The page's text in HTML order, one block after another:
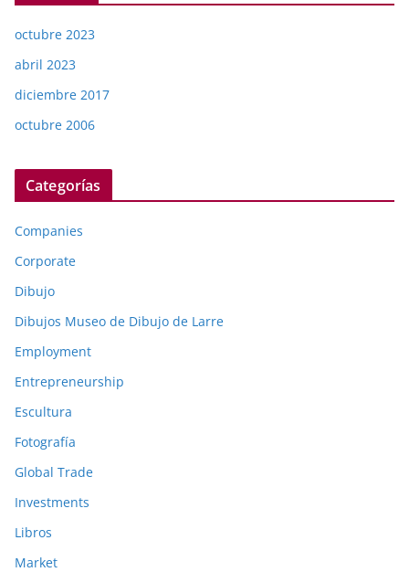
octubre 2023
abril 2023
diciembre 2017
octubre 2006
Categorías
Companies
Corporate
Dibujo
Dibujos Museo de Dibujo de Larre
Employment
Entrepreneurship
Escultura
Fotografía
Global Trade
Investments
Libros
Market